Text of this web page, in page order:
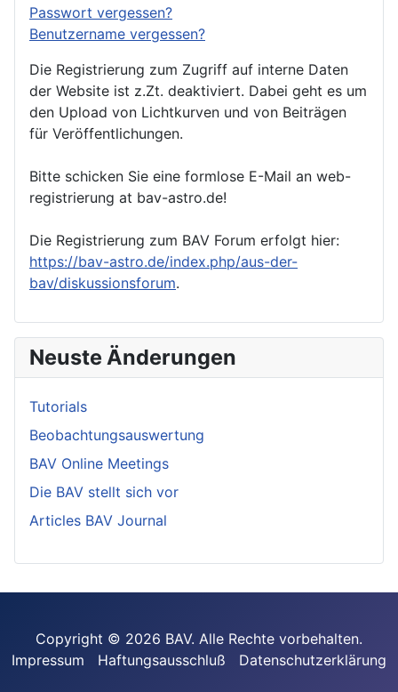
Passwort vergessen?
Benutzername vergessen?
Die Registrierung zum Zugriff auf interne Daten
der Website ist z.Zt. deaktiviert. Dabei geht es um
den Upload von Lichtkurven und von Beiträgen
für Veröffentlichungen.
Bitte schicken Sie eine formlose E-Mail an web-
registrierung at bav-astro.de!
Die Registrierung zum BAV Forum erfolgt hier:
https://bav-astro.de/index.php/aus-der-
bav/diskussionsforum.
Neuste Änderungen
Tutorials
Beobachtungsauswertung
BAV Online Meetings
Die BAV stellt sich vor
Articles BAV Journal
Copyright © 2026 BAV. Alle Rechte vorbehalten.
Impressum
Haftungsausschluß Datenschutzerklärung